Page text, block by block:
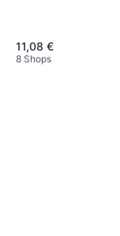
11,08 €
8 Shops